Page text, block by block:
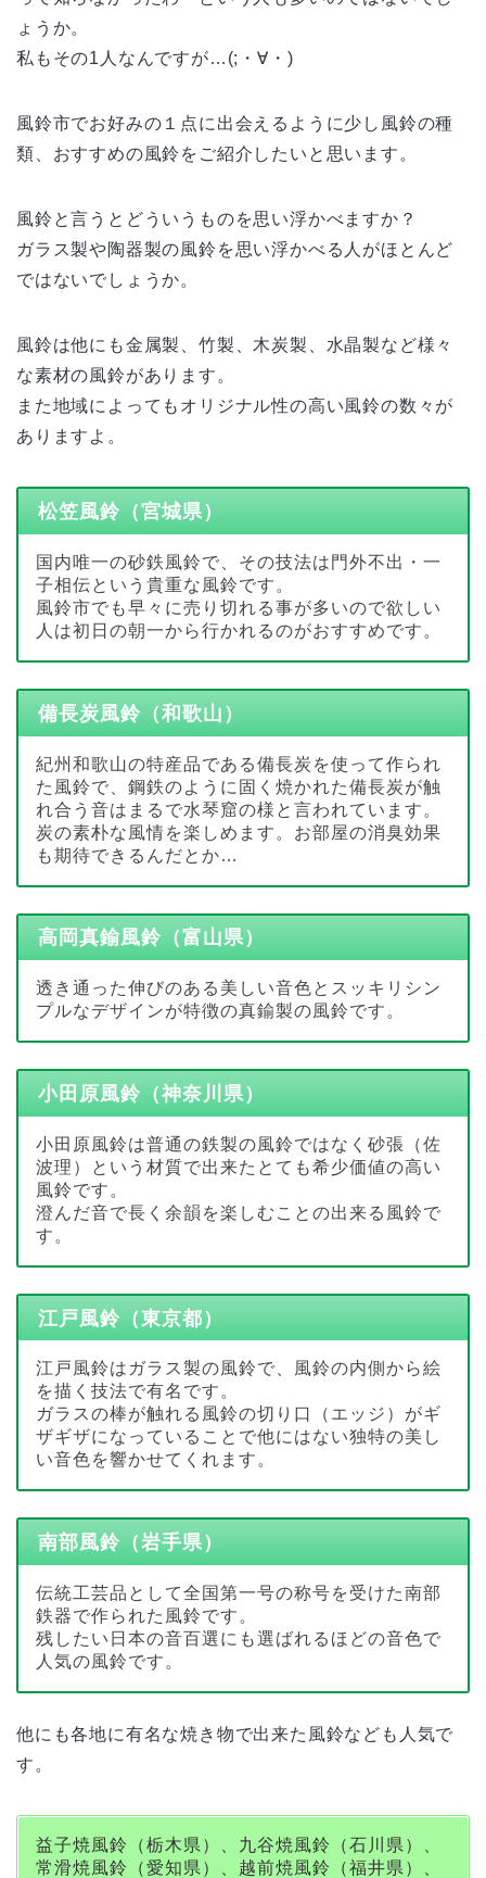
ょうか。
私もその1人なんですが…(;・∀・)
風鈴市でお好みの１点に出会えるように少し風鈴の種
類、おすすめの風鈴をご紹介したいと思います。
風鈴と言うとどういうものを思い浮かべますか？
ガラス製や陶器製の風鈴を思い浮かべる人がほとんど
ではないでしょうか。
風鈴は他にも金属製、竹製、木炭製、水晶製など様々
な素材の風鈴があります。
また地域によってもオリジナル性の高い風鈴の数々が
ありますよ。
松笠風鈴（宮城県）
国内唯一の砂鉄風鈴で、その技法は門外不出・一
子相伝という貴重な風鈴です。
風鈴市でも早々に売り切れる事が多いので欲しい
人は初日の朝一から行かれるのがおすすめです。
備長炭風鈴（和歌山）
紀州和歌山の特産品である備長炭を使って作られ
た風鈴で、鋼鉄のように固く焼かれた備長炭が触
れ合う音はまるで水琴窟の様と言われています。
炭の素朴な風情を楽しめます。お部屋の消臭効果
も期待できるんだとか…
高岡真鍮風鈴（富山県）
透き通った伸びのある美しい音色とスッキリシン
プルなデザインが特徴の真鍮製の風鈴です。
小田原風鈴（神奈川県）
小田原風鈴は普通の鉄製の風鈴ではなく砂張（佐
波理）という材質で出来たとても希少価値の高い
風鈴です。
澄んだ音で長く余韻を楽しむことの出来る風鈴で
す。
江戸風鈴（東京都）
江戸風鈴はガラス製の風鈴で、風鈴の内側から絵
を描く技法で有名です。
ガラスの棒が触れる風鈴の切り口（エッジ）がギ
ザギザになっていることで他にはない独特の美し
い音色を響かせてくれます。
南部風鈴（岩手県）
伝統工芸品として全国第一号の称号を受けた南部
鉄器で作られた風鈴です。
残したい日本の音百選にも選ばれるほどの音色で
人気の風鈴です。
他にも各地に有名な焼き物で出来た風鈴なども人気で
す。
益子焼風鈴（栃木県）、九谷焼風鈴（石川県）、
常滑焼風鈴（愛知県）、越前焼風鈴（福井県）、